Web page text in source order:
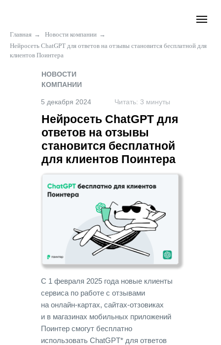
Главная → Новости компании →
Нейросеть ChatGPT для ответов на отзывы становится бесплатной для
клиентов Поинтера
НОВОСТИ
КОМПАНИИ
5 декабря 2024 Читать: 3 минуты
С 1 февраля 2025 года новые клиенты
сервиса по работе с отзывами
на онлайн-картах, сайтах-отзовиках
и в магазинах мобильных приложений
Поинтер смогут бесплатно
использовать ChatGPT* для ответов
Нейросеть ChatGPT для
ответов на отзывы
становится бесплатной
для клиентов Поинтера